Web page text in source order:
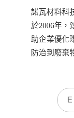
諾瓦材料科
於2006年，
助企業優化
防治到廢棄